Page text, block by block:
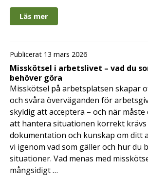
Läs mer
Publicerat 13 mars 2026
Misskötsel i arbetslivet – vad du
behöver göra
Misskötsel på arbetsplatsen skapar
och svåra överväganden för
skyldig att acceptera – och när måste
att hantera situationen korrekt krävs
dokumentation och kunskap om ditt
vi igenom vad som gäller och hur du
situationer. Vad menas med
mångsidigt …